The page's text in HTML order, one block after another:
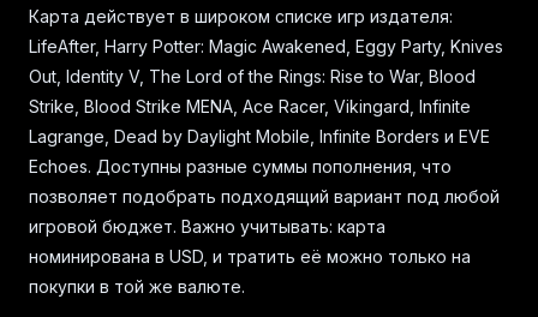
Карта действует в широком списке игр издателя:
LifeAfter, Harry Potter: Magic Awakened, Eggy Party, Knives
Out, Identity V, The Lord of the Rings: Rise to War, Blood
Strike, Blood Strike MENA, Ace Racer, Vikingard, Infinite
Lagrange, Dead by Daylight Mobile, Infinite Borders и EVE
Echoes. Доступны разные суммы пополнения, что
позволяет подобрать подходящий вариант под любой
игровой бюджет. Важно учитывать: карта
номинирована в USD, и тратить её можно только на
покупки в той же валюте.